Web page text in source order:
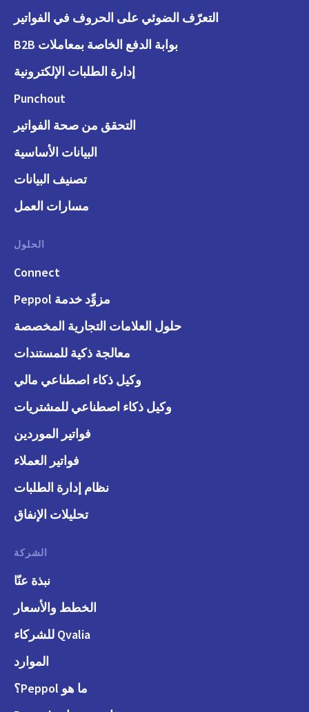
التعرّف الضوئي على الحروف في الفواتير
بوابة الدفع الخاصة بمعاملات B2B
إدارة الطلبات الإلكترونية
Punchout
التحقق من صحة الفواتير
البيانات الأساسية
تصنيف البيانات
مسارات العمل
الحلول
Connect
مزوِّد خدمة Peppol
حلول العلامات التجارية المخصصة
معالجة ذكية للمستندات
وكيل ذكاء اصطناعي مالي
وكيل ذكاء اصطناعي للمشتريات
فواتير الموردين
فواتير العملاء
نظام إدارة الطلبات
تحليلات الإنفاق
الشركة
نبذة عنّا
الخطط والأسعار
Qvalia للشركاء
الموارد
ما هو Peppol؟